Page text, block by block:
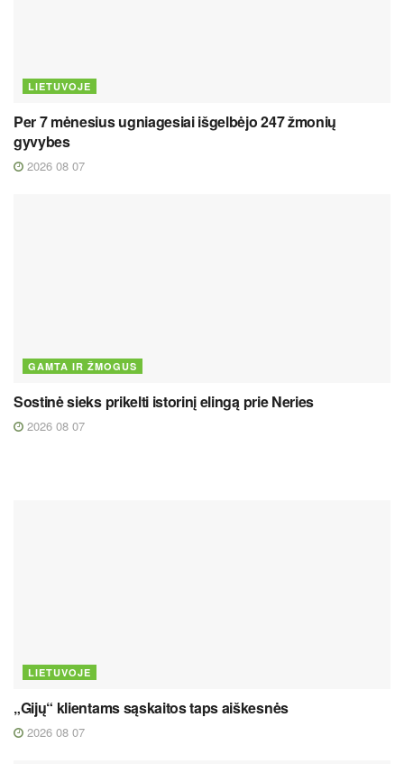
LIETUVOJE
Per 7 mėnesius ugniagesiai išgelbėjo 247 žmonių
gyvybes
2026 08 07
GAMTA IR ŽMOGUS
Sostinė sieks prikelti istorinį elingą prie Neries
2026 08 07
LIETUVOJE
„Gijų“ klientams sąskaitos taps aiškesnės
2026 08 07